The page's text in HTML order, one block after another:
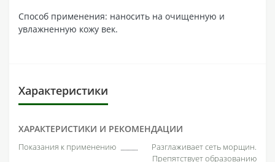
Способ применения: наносить на очищенную и
увлажненную кожу век.
Характеристики
ХАРАКТЕРИСТИКИ И РЕКОМЕНДАЦИИ
Показания к применению
Разглаживает сеть морщин.
Препятствует образованию